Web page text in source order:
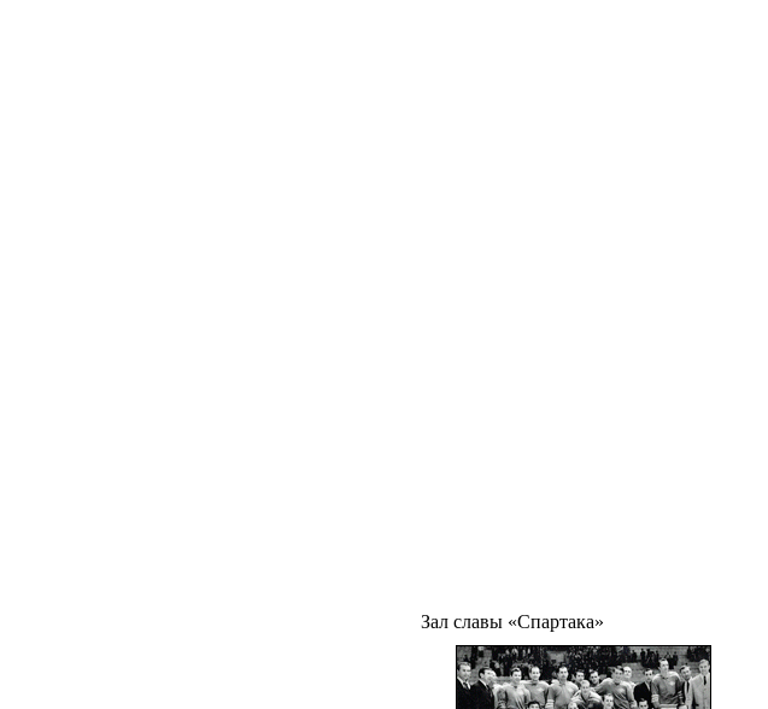
Зал славы «Спартака»